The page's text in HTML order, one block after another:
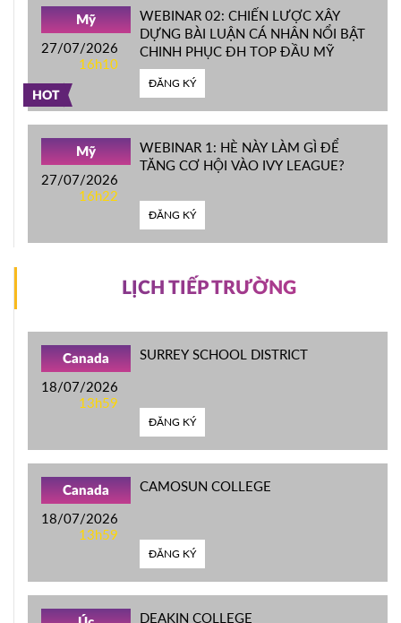
HOT
Mỹ
27/07/2026
16h10
WEBINAR 02: CHIẾN LƯỢC XÂY
DỰNG BÀI LUẬN CÁ NHÂN NỔI BẬT
CHINH PHỤC ĐH TOP ĐẦU MỸ
ĐĂNG KÝ
Mỹ
27/07/2026
16h22
WEBINAR 1: HÈ NÀY LÀM GÌ ĐỂ
TĂNG CƠ HỘI VÀO IVY LEAGUE?
ĐĂNG KÝ
LỊCH TIẾP TRƯỜNG
Canada
18/07/2026
13h59
SURREY SCHOOL DISTRICT
ĐĂNG KÝ
Canada
18/07/2026
13h59
CAMOSUN COLLEGE
ĐĂNG KÝ
DEAKIN COLLEGE